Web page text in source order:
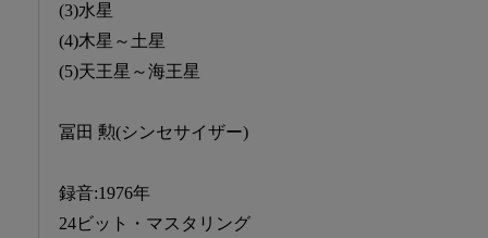
(3)水星
(4)木星～土星
(5)天王星～海王星
冨田 勲(シンセサイザー)
録音:1976年
24ビット・マスタリング